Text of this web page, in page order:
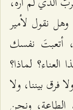
نقول لأمير
أتعبتَ نفسك
لماذا؟
فرق بيننا، ولا
الطاعة، ونحن